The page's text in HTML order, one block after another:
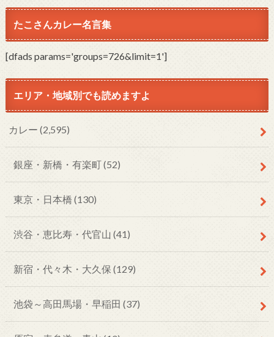
たこさんカレー名言集
[dfads params='groups=726&limit=1']
エリア・地域別でも読めますよ
カレー (2,595)
銀座・新橋・有楽町(52)
東京・日本橋 (130)
渋谷・恵比寿・代官山 (41)
新宿・代々木・大久保 (129)
池袋～高田馬場・早稲田 (37)